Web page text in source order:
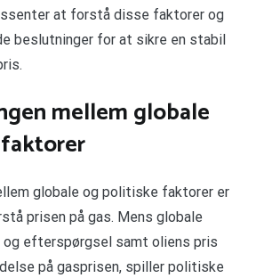
at forstå disse faktorer og
beslutninger for at sikre en stabil
mellem globale
globale og politiske faktorer er
prisen på gas. Mens globale
og efterspørgsel samt oliens pris
på gasprisen, spiller politiske